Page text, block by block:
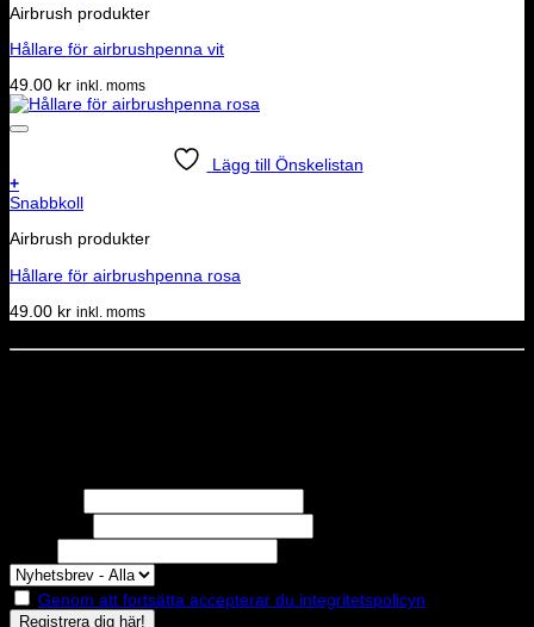
Airbrush produkter
Hållare för airbrushpenna vit
49.00 kr inkl. moms
Lägg till Önskelistan
+
Snabbkoll
Airbrush produkter
Hållare för airbrushpenna rosa
49.00 kr inkl. moms
Genom att fortsätta accepterar du integritetspolicyn